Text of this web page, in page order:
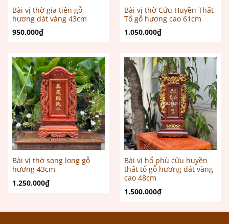
Bài vị thờ gia tiên gỗ
hương dát vàng 43cm
950.000₫
Bài vị thờ Cửu Huyền Thất
Tổ gỗ hương cao 61cm
1.050.000₫
Bài vị thờ song long gỗ
hương 43cm
1.250.000₫
Bài vị hổ phù cửu huyền
thất tổ gỗ hương dát vàng
cao 48cm
1.500.000₫